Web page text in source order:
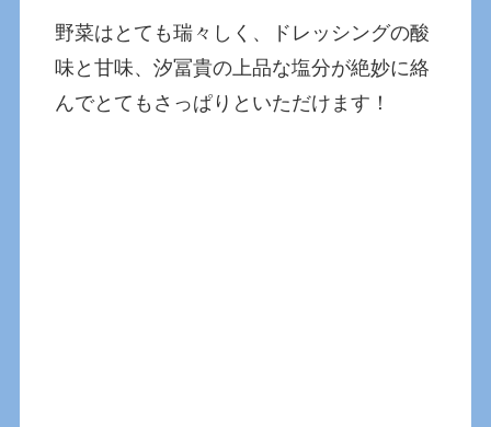
野菜はとても瑞々しく、ドレッシングの酸
味と甘味、汐冨貴の上品な塩分が絶妙に絡
んでとてもさっぱりといただけます！